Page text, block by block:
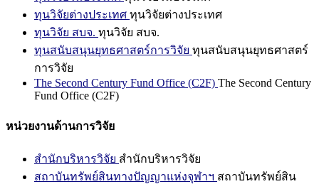
ทุนวิจัยต่างประเทศ ทุนวิจัยต่างประเทศ
ทุนวิจัย สบจ. ทุนวิจัย สบจ.
ทุนสนับสนุนยุทธศาสตร์การวิจัย ทุนสนับสนุนยุทธศาสตร์
การวิจัย
The Second Century Fund Office (C2F) The Second Century
Fund Office (C2F)
หน่วยงานด้านการวิจัย
สำนักบริหารวิจัย สำนักบริหารวิจัย
สถาบันทรัพย์สินทางปัญญาแห่งจุฬาฯ สถาบันทรัพย์สิน